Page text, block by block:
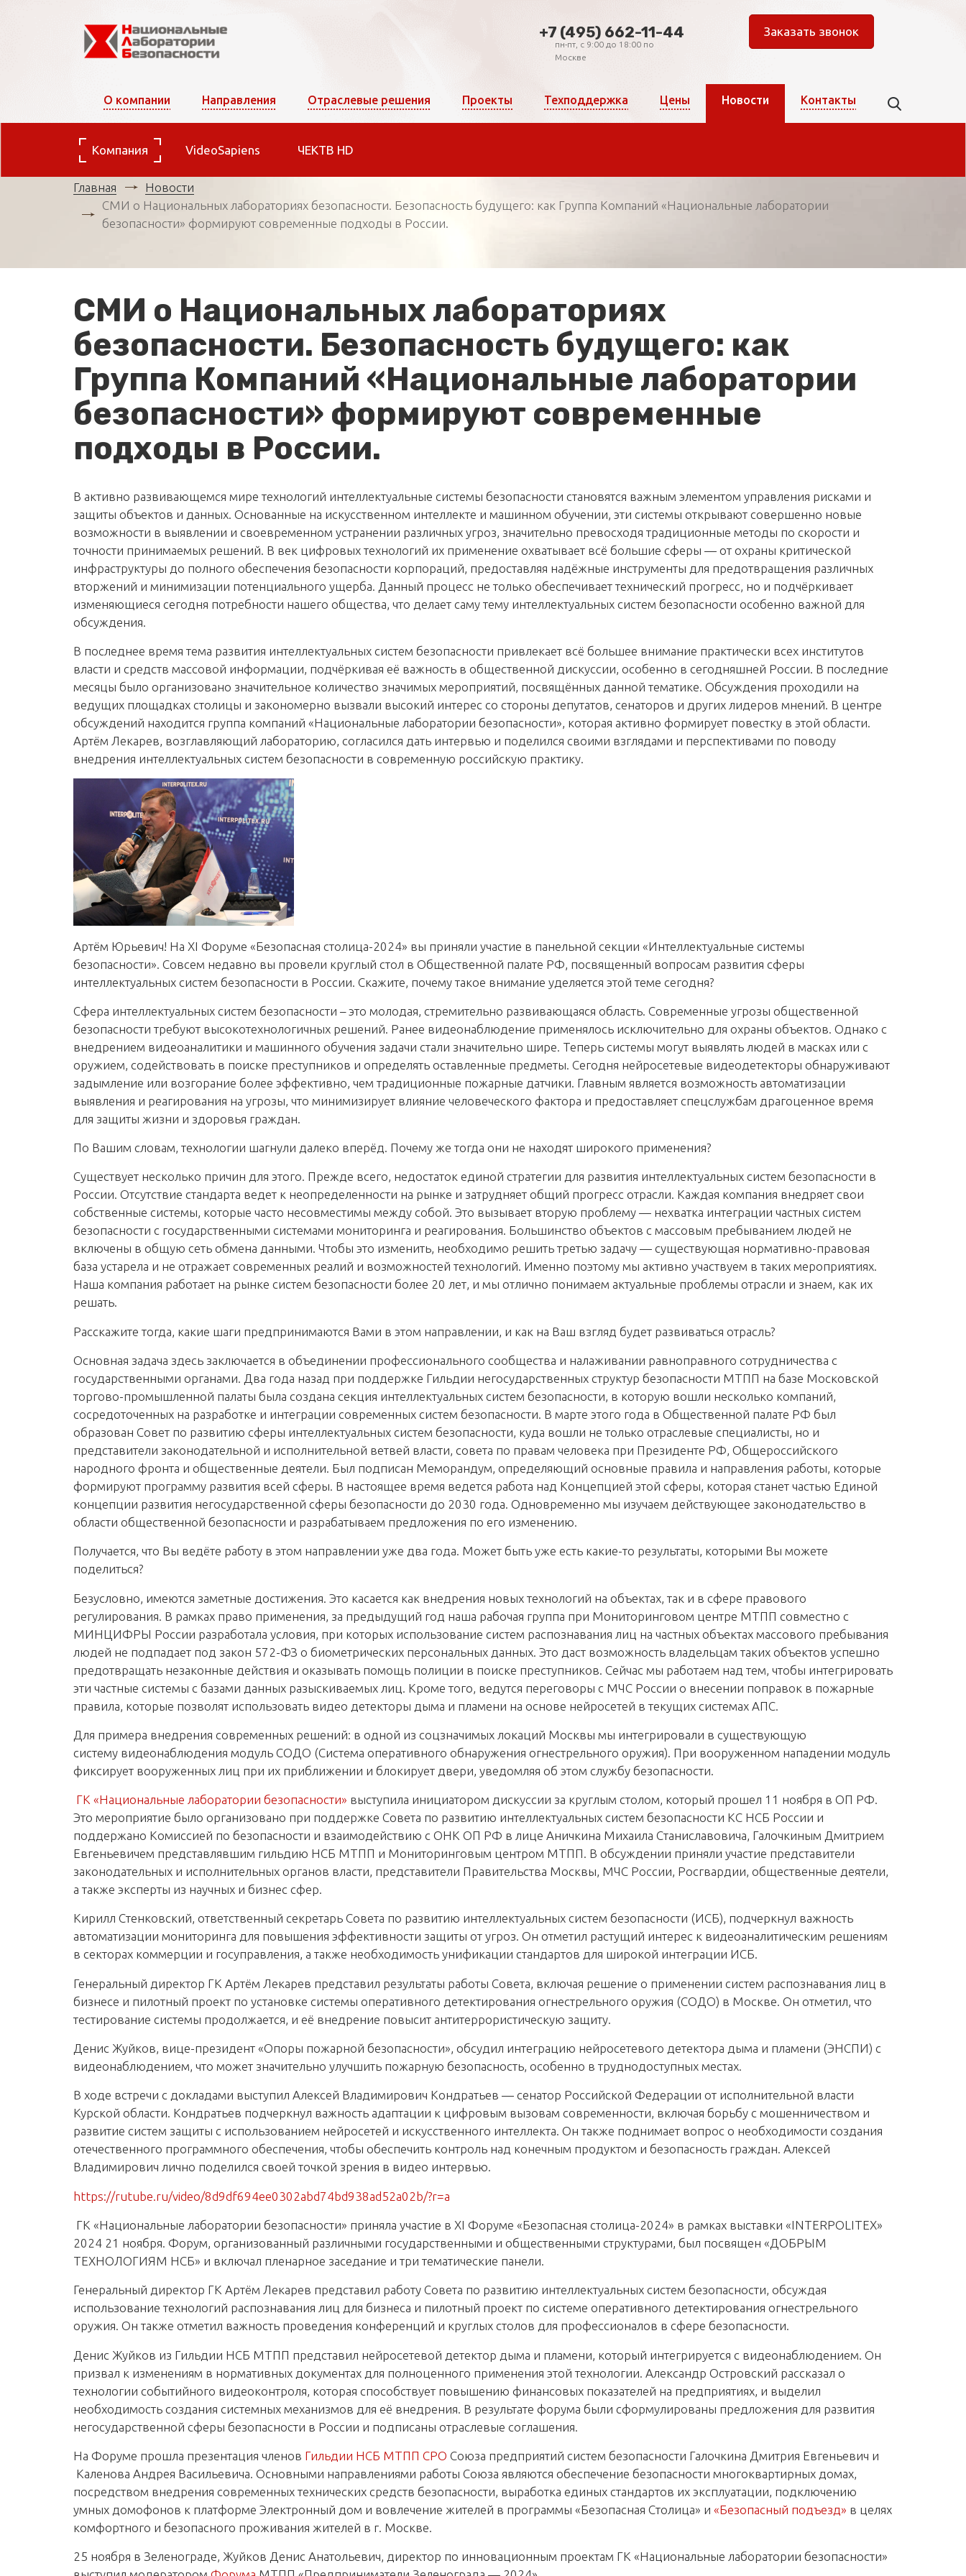
+7 (495) 662-11-44
пн-пт, c 9:00 до 18:00 по
Москве
Заказать звонок
О компании Направления Отраслевые решения Проекты Техподдержка Цены Новости
Компания VideoSapiens ЧЕКТВ HD
Контакты
Главная
Новости
СМИ о Национальных лабораториях безопасности. Безопасность будущего: как Группа Компаний «Национальные лаборатории
безопасности» формируют современные подходы в России.
СМИ о Национальных лабораториях
безопасности. Безопасность будущего: как
Группа Компаний «Национальные лаборатории
безопасности» формируют современные
подходы в России.
В активно развивающемся мире технологий интеллектуальные системы безопасности становятся важным элементом управления рисками и
защиты объектов и данных. Основанные на искусственном интеллекте и машинном обучении, эти системы открывают совершенно новые
возможности в выявлении и своевременном устранении различных угроз, значительно превосходя традиционные методы по скорости и
точности принимаемых решений. В век цифровых технологий их применение охватывает всё большие сферы — от охраны критической
инфраструктуры до полного обеспечения безопасности корпораций, предоставляя надёжные инструменты для предотвращения различных
вторжений и минимизации потенциального ущерба. Данный процесс не только обеспечивает технический прогресс, но и подчёркивает
изменяющиеся сегодня потребности нашего общества, что делает саму тему интеллектуальных систем безопасности особенно важной для
обсуждения.
В последнее время тема развития интеллектуальных систем безопасности привлекает всё большее внимание практически всех институтов
власти и средств массовой информации, подчёркивая её важность в общественной дискуссии, особенно в сегодняшней России. В последние
месяцы было организовано значительное количество значимых мероприятий, посвящённых данной тематике. Обсуждения проходили на
ведущих площадках столицы и закономерно вызвали высокий интерес со стороны депутатов, сенаторов и других лидеров мнений. В центре
обсуждений находится группа компаний «Национальные лаборатории безопасности», которая активно формирует повестку в этой области.
Артём Лекарев, возглавляющий лабораторию, согласился дать интервью и поделился своими взглядами и перспективами по поводу
внедрения интеллектуальных систем безопасности в современную российскую практику.
Артём Юрьевич! На XI Форуме «Безопасная столица-2024» вы приняли участие в панельной секции «Интеллектуальные системы
безопасности». Совсем недавно вы провели круглый стол в Общественной палате РФ, посвященный вопросам развития сферы
интеллектуальных систем безопасности в России. Скажите, почему такое внимание уделяется этой теме сегодня?
Сфера интеллектуальных систем безопасности – это молодая, стремительно развивающаяся область. Современные угрозы общественной
безопасности требуют высокотехнологичных решений. Ранее видеонаблюдение применялось исключительно для охраны объектов. Однако с
внедрением видеоаналитики и машинного обучения задачи стали значительно шире. Теперь системы могут выявлять людей в масках или с
оружием, содействовать в поиске преступников и определять оставленные предметы. Сегодня нейросетевые видеодетекторы обнаруживают
задымление или возгорание более эффективно, чем традиционные пожарные датчики. Главным является возможность автоматизации
выявления и реагирования на угрозы, что минимизирует влияние человеческого фактора и предоставляет спецслужбам драгоценное время
для защиты жизни и здоровья граждан.
По Вашим словам, технологии шагнули далеко вперёд. Почему же тогда они не находят широкого применения?
Существует несколько причин для этого. Прежде всего, недостаток единой стратегии для развития интеллектуальных систем безопасности в
России. Отсутствие стандарта ведет к неопределенности на рынке и затрудняет общий прогресс отрасли. Каждая компания внедряет свои
собственные системы, которые часто несовместимы между собой. Это вызывает вторую проблему — нехватка интеграции частных систем
безопасности с государственными системами мониторинга и реагирования. Большинство объектов с массовым пребыванием людей не
включены в общую сеть обмена данными. Чтобы это изменить, необходимо решить третью задачу — существующая нормативно-правовая
база устарела и не отражает современных реалий и возможностей технологий. Именно поэтому мы активно участвуем в таких мероприятиях.
Наша компания работает на рынке систем безопасности более 20 лет, и мы отлично понимаем актуальные проблемы отрасли и знаем, как их
решать.
Расскажите тогда, какие шаги предпринимаются Вами в этом направлении, и как на Ваш взгляд будет развиваться отрасль?
Основная задача здесь заключается в объединении профессионального сообщества и налаживании равноправного сотрудничества с
государственными органами. Два года назад при поддержке Гильдии негосударственных структур безопасности МТПП на базе Московской
торгово-промышленной палаты была создана секция интеллектуальных систем безопасности, в которую вошли несколько компаний,
сосредоточенных на разработке и интеграции современных систем безопасности. В марте этого года в Общественной палате РФ был
образован Совет по развитию сферы интеллектуальных систем безопасности, куда вошли не только отраслевые специалисты, но и
представители законодательной и исполнительной ветвей власти, совета по правам человека при Президенте РФ, Общероссийского
народного фронта и общественные деятели. Был подписан Меморандум, определяющий основные правила и направления работы, которые
формируют программу развития всей сферы. В настоящее время ведется работа над Концепцией этой сферы, которая станет частью Единой
концепции развития негосударственной сферы безопасности до 2030 года. Одновременно мы изучаем действующее законодательство в
области общественной безопасности и разрабатываем предложения по его изменению.
Получается, что Вы ведёте работу в этом направлении уже два года. Может быть уже есть какие-то результаты, которыми Вы можете
поделиться?
Безусловно, имеются заметные достижения. Это касается как внедрения новых технологий на объектах, так и в сфере правового
регулирования. В рамках право применения, за предыдущий год наша рабочая группа при Мониторинговом центре МТПП совместно с
МИНЦИФРЫ России разработала условия, при которых использование систем распознавания лиц на частных объектах массового пребывания
людей не подпадает под закон 572-ФЗ о биометрических персональных данных. Это даст возможность владельцам таких объектов успешно
предотвращать незаконные действия и оказывать помощь полиции в поиске преступников. Сейчас мы работаем над тем, чтобы интегрировать
эти частные системы с базами данных разыскиваемых лиц. Кроме того, ведутся переговоры с МЧС России о внесении поправок в пожарные
правила, которые позволят использовать видео детекторы дыма и пламени на основе нейросетей в текущих системах АПС.
Для примера внедрения современных решений: в одной из соцзначимых локаций Москвы мы интегрировали в существующую
систему видеонаблюдения модуль СОДО (Система оперативного обнаружения огнестрельного оружия). При вооруженном нападении модуль
фиксирует вооруженных лиц при их приближении и блокирует двери, уведомляя об этом службу безопасности.
ГК «Национальные лаборатории безопасности» выступила инициатором дискуссии за круглым столом, который прошел 11 ноября в ОП РФ.
Это мероприятие было организовано при поддержке Совета по развитию интеллектуальных систем безопасности КС НСБ России и
поддержано Комиссией по безопасности и взаимодействию с ОНК ОП РФ в лице Аничкина Михаила Станиславовича, Галочкиным Дмитрием
Евгеньевичем представлявшим гильдию НСБ МТПП и Мониторинговым центром МТПП. В обсуждении приняли участие представители
законодательных и исполнительных органов власти, представители Правительства Москвы, МЧС России, Росгвардии, общественные деятели,
а также эксперты из научных и бизнес сфер.
Кирилл Стенковский, ответственный секретарь Совета по развитию интеллектуальных систем безопасности (ИСБ), подчеркнул важность
автоматизации мониторинга для повышения эффективности защиты от угроз. Он отметил растущий интерес к видеоаналитическим решениям
в секторах коммерции и госуправления, а также необходимость унификации стандартов для широкой интеграции ИСБ.
Генеральный директор ГК Артём Лекарев представил результаты работы Совета, включая решение о применении систем распознавания лиц в
бизнесе и пилотный проект по установке системы оперативного детектирования огнестрельного оружия (СОДО) в Москве. Он отметил, что
тестирование системы продолжается, и её внедрение повысит антитеррористическую защиту.
Денис Жуйков, вице-президент «Опоры пожарной безопасности», обсудил интеграцию нейросетевого детектора дыма и пламени (ЭНСПИ) с
видеонаблюдением, что может значительно улучшить пожарную безопасность, особенно в труднодоступных местах.
В ходе встречи с докладами выступил Алексей Владимирович Кондратьев — сенатор Российской Федерации от исполнительной власти
Курской области. Кондратьев подчеркнул важность адаптации к цифровым вызовам современности, включая борьбу с мошенничеством и
развитие систем защиты с использованием нейросетей и искусственного интеллекта. Он также поднимает вопрос о необходимости создания
отечественного программного обеспечения, чтобы обеспечить контроль над конечным продуктом и безопасность граждан. Алексей
Владимирович лично поделился своей точкой зрения в видео интервью.
https://rutube.ru/video/8d9df694ee0302abd74bd938ad52a02b/?r=a
ГК «Национальные лаборатории безопасности» приняла участие в XI Форуме «Безопасная столица-2024» в рамках выставки «INTERPOLITEX»
2024 21 ноября. Форум, организованный различными государственными и общественными структурами, был посвящен «ДОБРЫМ
ТЕХНОЛОГИЯМ НСБ» и включал пленарное заседание и три тематические панели.
Генеральный директор ГК Артём Лекарев представил работу Совета по развитию интеллектуальных систем безопасности, обсуждая
использование технологий распознавания лиц для бизнеса и пилотный проект по системе оперативного детектирования огнестрельного
оружия. Он также отметил важность проведения конференций и круглых столов для профессионалов в сфере безопасности.
Денис Жуйков из Гильдии НСБ МТПП представил нейросетевой детектор дыма и пламени, который интегрируется с видеонаблюдением. Он
призвал к изменениям в нормативных документах для полноценного применения этой технологии. Александр Островский рассказал о
технологии событийного видеоконтроля, которая способствует повышению финансовых показателей на предприятиях, и выделил
необходимость создания системных механизмов для её внедрения. В результате форума были сформулированы предложения для развития
негосударственной сферы безопасности в России и подписаны отраслевые соглашения.
На Форуме прошла презентация членов Гильдии НСБ МТПП СРО Союза предприятий систем безопасности Галочкина Дмитрия Евгеньевич и
Каленова Андрея Васильевича. Основными направлениями работы Союза являются обеспечение безопасности многоквартирных домах,
посредством внедрения современных технических средств безопасности, выработка единых стандартов их эксплуатации, подключению
умных домофонов к платформе Электронный дом и вовлечение жителей в программы «Безопасная Столица» и «Безопасный подъезд» в целях
комфортного и безопасного проживания жителей в г. Москве.
25 ноября в Зеленограде, Жуйков Денис Анатольевич, директор по инновационным проектам ГК «Национальные лаборатории безопасности»